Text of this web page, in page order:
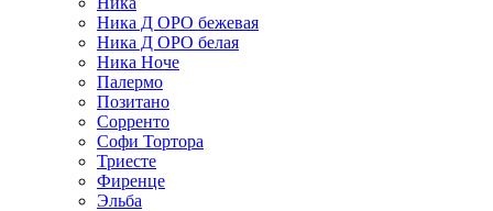
Ника Д ОРО бежевая
Ника Д ОРО белая
Ника Ноче
Палермо
Позитано
Сорренто
Софи Тортора
Триесте
Фиренце
Эльба